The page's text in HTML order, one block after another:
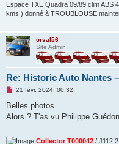
Espace TXE Quadra 09/89 clim ABS
kms ) donné à TROUBLOUSE
orval56
Site Admin
Re: Historic Auto Nantes
M
s
a
n
21 févr. 2024, 00:32
Belles photos...
Alors ? T'as vu Philippe
Collector T000042 / J112